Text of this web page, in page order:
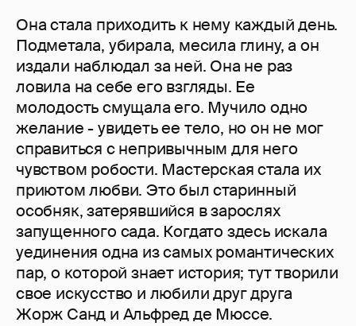
Она стала приходить к нему каждый день.
Подметала, убирала, месила глину, а он
издали наблюдал за ней. Она не раз
ловила на себе его взгляды. Ее
молодость смущала его. Мучило одно
желание - увидеть ее тело, но он не мог
справиться с непривычным для него
чувством робости. Мастерская стала их
приютом любви. Это был старинный
особняк, затерявшийся в зарослях
запущенного сада. Когдато здесь искала
уединения одна из самых романтических
пар, о которой знает история; тут творили
свое искусство и любили друг друга
Жорж Санд и Альфред де Мюссе.